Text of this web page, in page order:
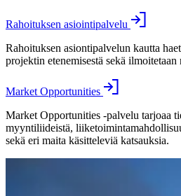
Rahoituksen asiointipalvelu
Rahoituksen asiontipalvelun kautta
projektin etenemisestä sekä ilmoitetaan
Market Opportunities
Market Opportunities -palvelu tarjoaa
myyntiliideistä,
sekä eri maita käsitteleviä katsauksia.